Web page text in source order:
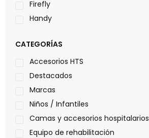
Firefly
Handy
Leggero
Lumex
Medical Store
Nidek
Oxiplus
Philips
Pride
CATEGORÍAS
Accesorios HTS
Destacados
Marcas
Niños / Infantiles
Camas y accesorios hospitalarios
Equipo de rehabilitación